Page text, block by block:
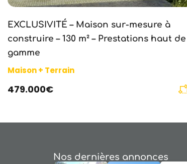
EXCLUSIVITÉ – Maison sur-mesure à
construire – 130 m² – Prestations haut de
gamme
Maison + Terrain
479.000€
Nos dernières annonces